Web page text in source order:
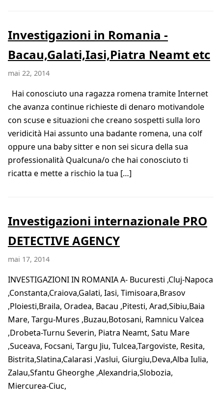
Investigazioni in Romania -
Bacau,Galati,Iasi,Piatra Neamt etc
mai 22, 2014
Hai conosciuto una ragazza romena tramite Internet
che avanza continue richieste di denaro motivandole
con scuse e situazioni che creano sospetti sulla loro
veridicità Hai assunto una badante romena, una colf
oppure una baby sitter e non sei sicura della sua
professionalità Qualcuna/o che hai conosciuto ti
ricatta e mette a rischio la tua […]
Investigazioni internazionale PRO
DETECTIVE AGENCY
mai 17, 2014
INVESTIGAZIONI IN ROMANIA A- Bucuresti ,Cluj-Napoca
,Constanta,Craiova,Galati, Iasi, Timisoara,Brasov
,Ploiesti,Braila, Oradea, Bacau ,Pitesti, Arad,Sibiu,Baia
Mare, Targu-Mures ,Buzau,Botosani, Ramnicu Valcea
,Drobeta-Turnu Severin, Piatra Neamt, Satu Mare
,Suceava, Focsani, Targu Jiu, Tulcea,Targoviste, Resita,
Bistrita,Slatina,Calarasi ,Vaslui, Giurgiu,Deva,Alba Iulia,
Zalau,Sfantu Gheorghe ,Alexandria,Slobozia,
Miercurea-Ciuc,